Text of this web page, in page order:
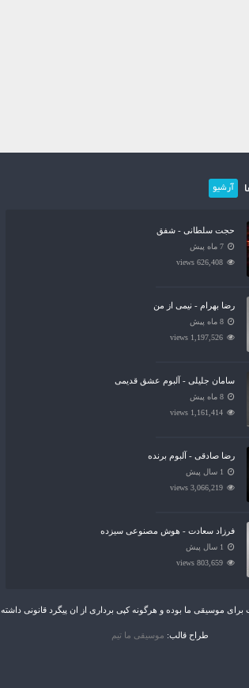
آرشیو
حجت سلطانی - شفق
7 ماه پیش
626,408 views
رضا بهرام - نیمی از من
8 ماه پیش
1,197,526 views
سامان جلیلی - آلبوم عشق قدیمی
8 ماه پیش
1,161,414 views
رضا صادقی - آلبوم برنده
1 سال پیش
3,066,219 views
فرزاد سعادت - هوش مصنوعی سیزده
1 سال پیش
803,659 views
موسیقی ما بوده و هرگونه کپی برداری از ان پیگرد قانونی داشته.
طراح قالب: موسیقی ما تیم